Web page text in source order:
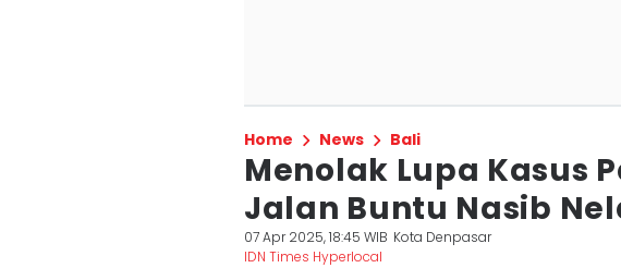
Home News Bali
Menolak Lupa Kasus
Jalan Buntu Nasib
07 Apr 2025, 18:45 WIB Kota Denpasar
IDN Times Hyperlocal